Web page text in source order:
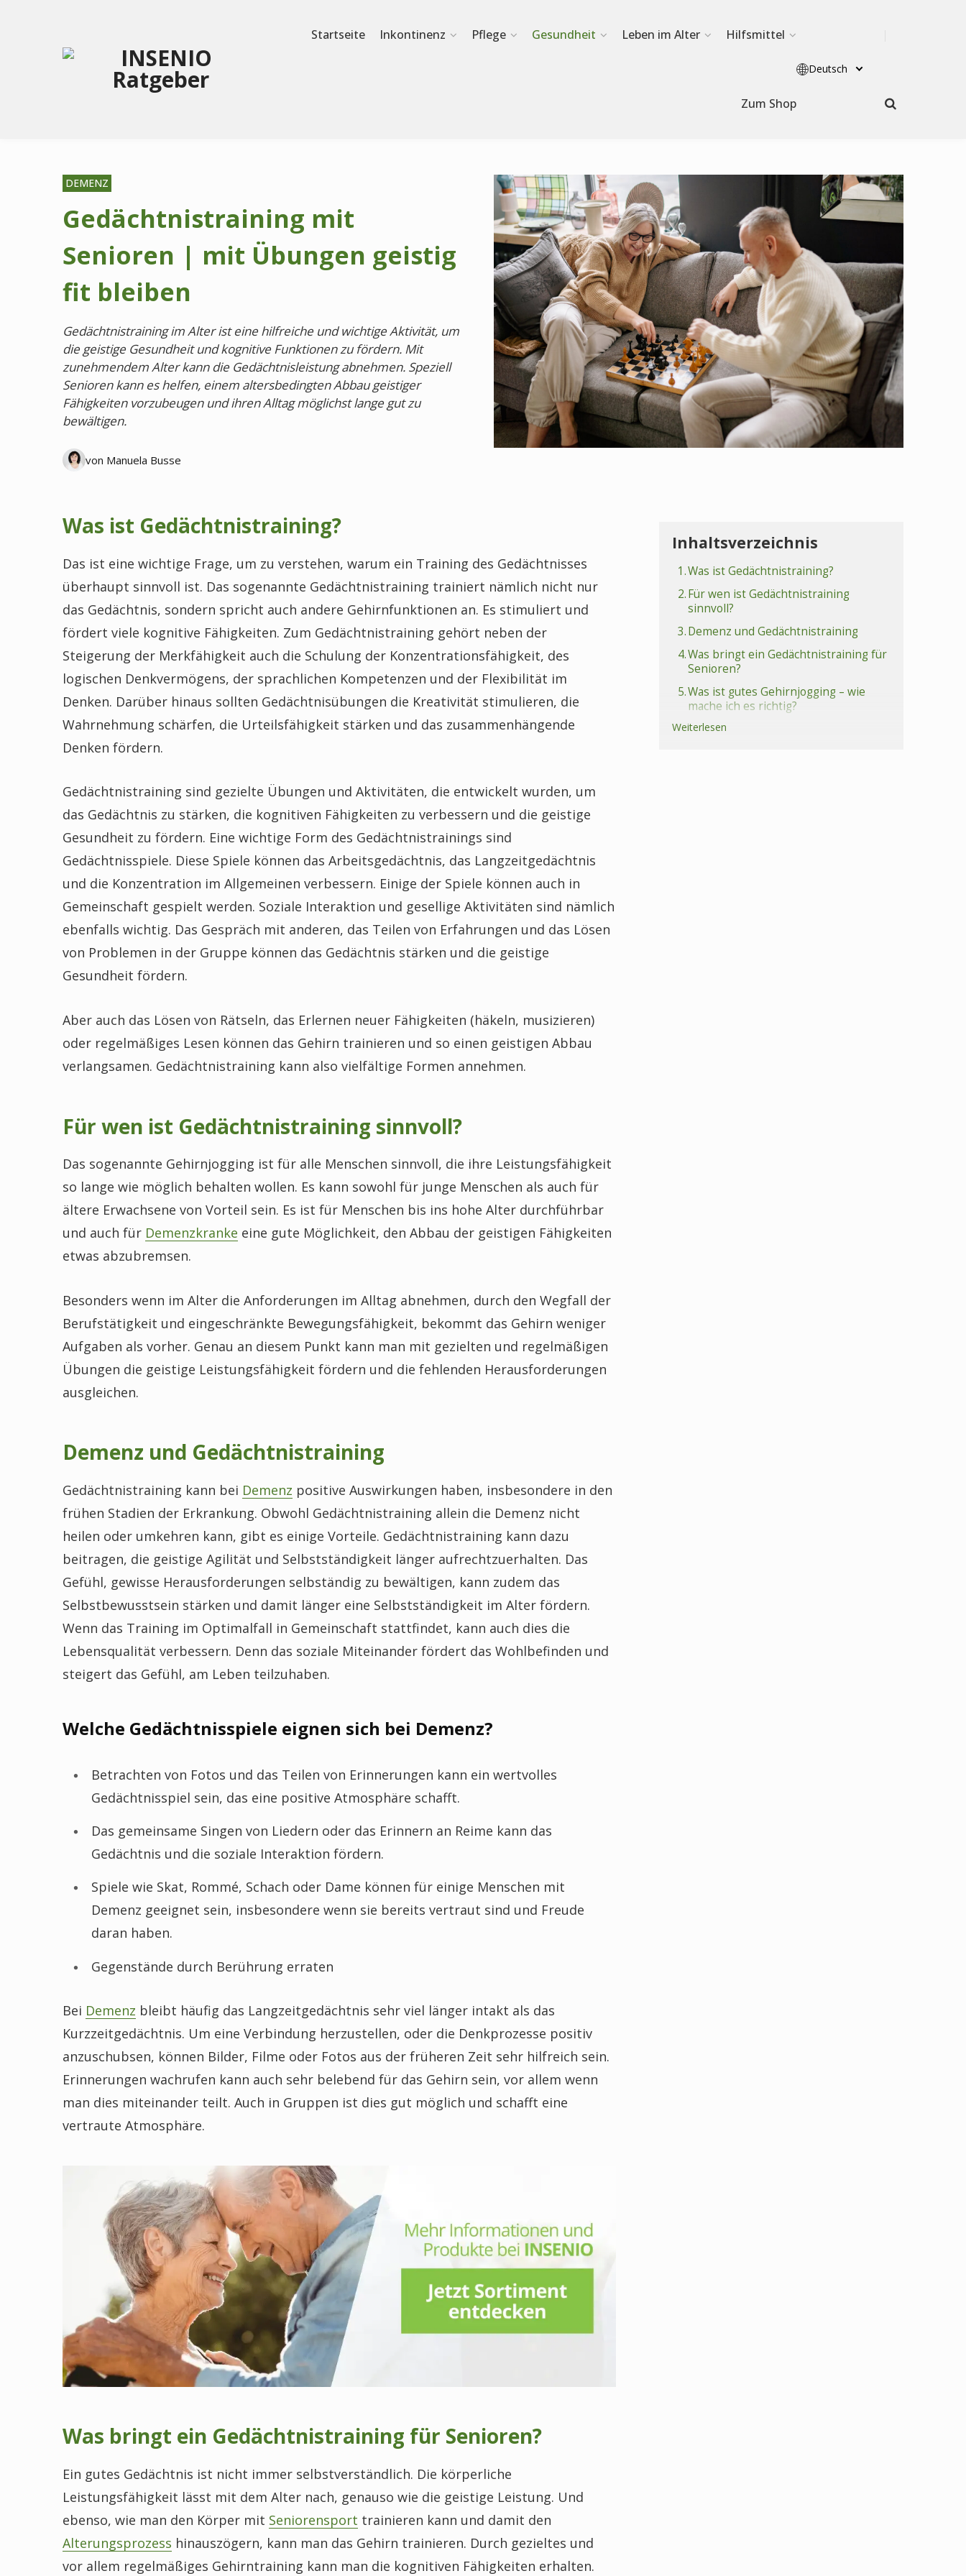
Startseite Inkontinenz Pflege Gesundheit Leben im Alter Hilfsmittel
Zum Shop
Deutsch
DEMENZ
Gedächtnistraining mit
Senioren | mit Übungen geistig
fit bleiben
Gedächtnistraining im Alter ist eine hilfreiche und wichtige Aktivität, um
die geistige Gesundheit und kognitive Funktionen zu fördern. Mit
zunehmendem Alter kann die Gedächtnisleistung abnehmen. Speziell
Senioren kann es helfen, einem altersbedingten Abbau geistiger
Fähigkeiten vorzubeugen und ihren Alltag möglichst lange gut zu
bewältigen.
von Manuela Busse
Was ist Gedächtnistraining?
Das ist eine wichtige Frage, um zu verstehen, warum ein Training des Gedächtnisses
überhaupt sinnvoll ist. Das sogenannte Gedächtnistraining trainiert nämlich nicht nur
das Gedächtnis, sondern spricht auch andere Gehirnfunktionen an. Es stimuliert und
fördert viele kognitive Fähigkeiten. Zum Gedächtnistraining gehört neben der
Steigerung der Merkfähigkeit auch die Schulung der Konzentrationsfähigkeit, des
logischen Denkvermögens, der sprachlichen Kompetenzen und der Flexibilität im
Denken. Darüber hinaus sollten Gedächtnisübungen die Kreativität stimulieren, die
Wahrnehmung schärfen, die Urteilsfähigkeit stärken und das zusammenhängende
Denken fördern.
Gedächtnistraining sind gezielte Übungen und Aktivitäten, die entwickelt wurden, um
das Gedächtnis zu stärken, die kognitiven Fähigkeiten zu verbessern und die geistige
Gesundheit zu fördern. Eine wichtige Form des Gedächtnistrainings sind
Gedächtnisspiele. Diese Spiele können das Arbeitsgedächtnis, das Langzeitgedächtnis
und die Konzentration im Allgemeinen verbessern. Einige der Spiele können auch in
Gemeinschaft gespielt werden. Soziale Interaktion und gesellige Aktivitäten sind nämlich
ebenfalls wichtig. Das Gespräch mit anderen, das Teilen von Erfahrungen und das Lösen
von Problemen in der Gruppe können das Gedächtnis stärken und die geistige
Gesundheit fördern.
Aber auch das Lösen von Rätseln, das Erlernen neuer Fähigkeiten (häkeln, musizieren)
oder regelmäßiges Lesen können das Gehirn trainieren und so einen geistigen Abbau
verlangsamen. Gedächtnistraining kann also vielfältige Formen annehmen.
Für wen ist Gedächtnistraining sinnvoll?
Das sogenannte Gehirnjogging ist für alle Menschen sinnvoll, die ihre Leistungsfähigkeit
so lange wie möglich behalten wollen. Es kann sowohl für junge Menschen als auch für
ältere Erwachsene von Vorteil sein. Es ist für Menschen bis ins hohe Alter durchführbar
und auch für Demenzkranke eine gute Möglichkeit, den Abbau der geistigen Fähigkeiten
etwas abzubremsen.
Besonders wenn im Alter die Anforderungen im Alltag abnehmen, durch den Wegfall der
Berufstätigkeit und eingeschränkte Bewegungsfähigkeit, bekommt das Gehirn weniger
Aufgaben als vorher. Genau an diesem Punkt kann man mit gezielten und regelmäßigen
Übungen die geistige Leistungsfähigkeit fördern und die fehlenden Herausforderungen
ausgleichen.
Demenz und Gedächtnistraining
Gedächtnistraining kann bei Demenz positive Auswirkungen haben, insbesondere in den
frühen Stadien der Erkrankung. Obwohl Gedächtnistraining allein die Demenz nicht
heilen oder umkehren kann, gibt es einige Vorteile. Gedächtnistraining kann dazu
beitragen, die geistige Agilität und Selbstständigkeit länger aufrechtzuerhalten. Das
Gefühl, gewisse Herausforderungen selbständig zu bewältigen, kann zudem das
Selbstbewusstsein stärken und damit länger eine Selbstständigkeit im Alter fördern.
Wenn das Training im Optimalfall in Gemeinschaft stattfindet, kann auch dies die
Lebensqualität verbessern. Denn das soziale Miteinander fördert das Wohlbefinden und
steigert das Gefühl, am Leben teilzuhaben.
Welche Gedächtnisspiele eignen sich bei Demenz?
Betrachten von Fotos und das Teilen von Erinnerungen kann ein wertvolles
Gedächtnisspiel sein, das eine positive Atmosphäre schafft.
Das gemeinsame Singen von Liedern oder das Erinnern an Reime kann das
Gedächtnis und die soziale Interaktion fördern.
Spiele wie Skat, Rommé, Schach oder Dame können für einige Menschen mit
Demenz geeignet sein, insbesondere wenn sie bereits vertraut sind und Freude
daran haben.
Gegenstände durch Berührung erraten
Bei Demenz bleibt häufig das Langzeitgedächtnis sehr viel länger intakt als das
Kurzzeitgedächtnis. Um eine Verbindung herzustellen, oder die Denkprozesse positiv
anzuschubsen, können Bilder, Filme oder Fotos aus der früheren Zeit sehr hilfreich sein.
Erinnerungen wachrufen kann auch sehr belebend für das Gehirn sein, vor allem wenn
man dies miteinander teilt. Auch in Gruppen ist dies gut möglich und schafft eine
vertraute Atmosphäre.
Was bringt ein Gedächtnistraining für Senioren?
Ein gutes Gedächtnis ist nicht immer selbstverständlich. Die körperliche
Leistungsfähigkeit lässt mit dem Alter nach, genauso wie die geistige Leistung. Und
ebenso, wie man den Körper mit Seniorensport trainieren kann und damit den
Alterungsprozess hinauszögern, kann man das Gehirn trainieren. Durch gezieltes und
vor allem regelmäßiges Gehirntraining kann man die kognitiven Fähigkeiten erhalten.
Inhaltsverzeichnis
1.Was ist Gedächtnistraining?
2.Für wen ist Gedächtnistraining
sinnvoll?
3.Demenz und Gedächtnistraining
4.Was bringt ein Gedächtnistraining für
Senioren?
5.Was ist gutes Gehirnjogging – wie
mache ich es richtig?
6.Gedächtnistraining für Senioren –
Weiterlesen